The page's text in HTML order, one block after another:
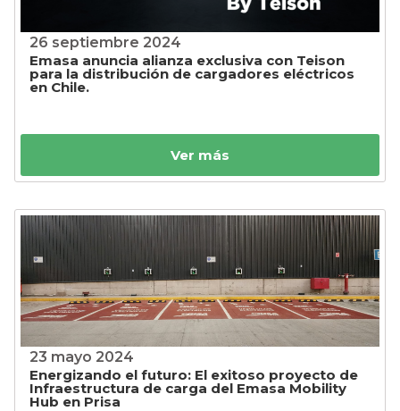
26 septiembre 2024
Emasa anuncia alianza exclusiva con Teison
para la distribución de cargadores eléctricos
en Chile.
Ver más
23 mayo 2024
Energizando el futuro: El exitoso proyecto de
Infraestructura de carga del Emasa Mobility
Hub en Prisa